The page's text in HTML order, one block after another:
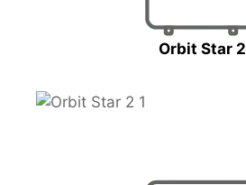
Orbit Star 2